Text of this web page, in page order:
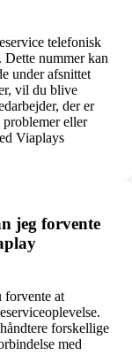
telefonisk
Dette nummer kan
under afsnittet
vil du blive
der er
eller
Viaplays
jeg forvente
forvente at
forskellige
med